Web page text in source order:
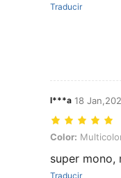
Traducir
l***a 18
Color: Multicolor,
Color:
super mono,
Traducir